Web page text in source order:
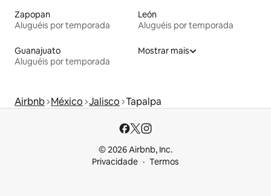
Zapopan
Aluguéis por temporada
León
Aluguéis por temporada
Guanajuato
Aluguéis por temporada
Mostrar mais
Airbnb México Jalisco Tapalpa
© 2026 Airbnb, Inc.
Privacidade
Termos